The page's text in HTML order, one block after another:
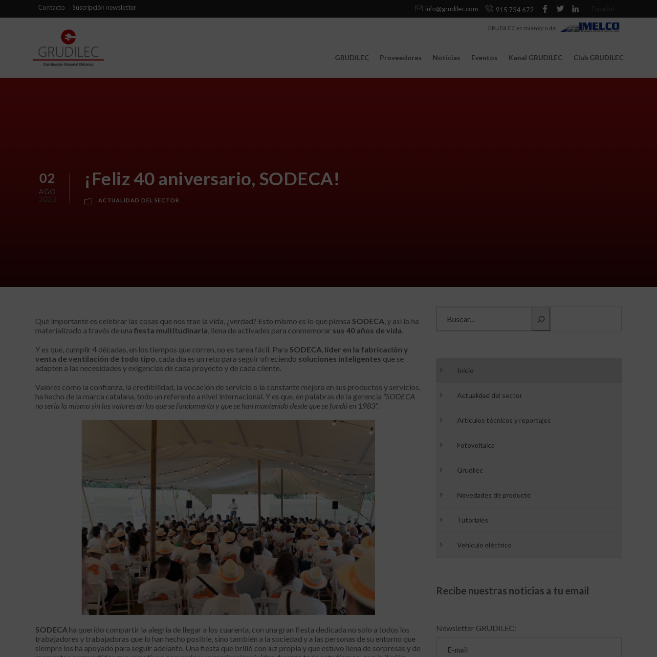
Contacto Suscripción newsletter info@grudilec.com 915 734 672
GRUDILEC Proveedores Noticias Eventos Kanal GRUDILEC Club GRUDILEC
GRUDILEC es miembro de
02
AGO
2023
¡Feliz 40 aniversario, SODECA!
ACTUALIDAD DEL SECTOR
Qué importante es celebrar las cosas que nos trae la vida, ¿verdad? Esto mismo es lo que piensa SODECA, y así lo ha
materializado a través de una fiesta multitudinaria, llena de activades para conmemorar sus 40 años de vida.
Y es que, cumplir 4 décadas, en los tiempos que corren, no es tarea fácil. Para SODECA, líder en la fabricación y
venta de ventilación de todo tipo, cada día es un reto para seguir ofreciendo soluciones inteligentes que se
adapten a las necesidades y exigencias de cada proyecto y de cada cliente.
Valores como la confianza, la credibilidad, la vocación de servicio o la constante mejora en sus productos y servicios,
ha hecho de la marca catalana, todo un referente a nivel internacional. Y es que, en palabras de la gerencia “SODECA
no sería la misma sin los valores en los que se fundamenta y que se han mantenido desde que se fundó en 1983”.
SODECA ha querido compartir la alegría de llegar a los cuarenta, con una gran fiesta dedicada no solo a todos los
trabajadores y trabajadoras que lo han hecho posible, sino también a la sociedad y a las personas de su entorno que
siempre los ha apoyado para seguir adelante. Una fiesta que brilló con luz propia y que estuvo llena de sorpresas y de
Inicio
Actualidad del sector
Artículos técnicos y reportajes
Fotovoltaica
Grudilec
Novedades de producto
Tutoriales
Vehículo eléctrico
Recibe nuestras noticias a tu email
Newsletter GRUDILEC: